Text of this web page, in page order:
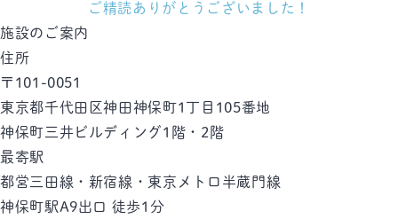
ご精読ありがとうございました！
施設のご案内
住所
〒101-0051
東京都千代田区神田神保町1丁目105番地
神保町三井ビルディング1階・2階
最寄駅
都営三田線・新宿線・東京メトロ半蔵門線
神保町駅A9出口 徒歩1分